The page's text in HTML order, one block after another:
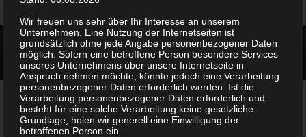
Wir freuen uns sehr über Ihr Interesse an unserem
Unternehmen. Eine Nutzung der Internetseiten ist
grundsätzlich ohne jede Angabe personenbezogener Daten
möglich. Sofern eine betroffene Person besondere Services
unseres Unternehmens über unsere Internetseite in
Anspruch nehmen möchte, könnte jedoch eine Verarbeitung
personenbezogener Daten erforderlich werden. Ist die
Verarbeitung personenbezogener Daten erforderlich und
besteht für eine solche Verarbeitung keine gesetzliche
Grundlage, holen wir generell eine Einwilligung der
betroffenen Person ein.